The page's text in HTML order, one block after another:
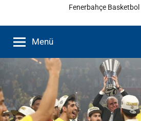
Fenerbahçe Basketbol
Menü